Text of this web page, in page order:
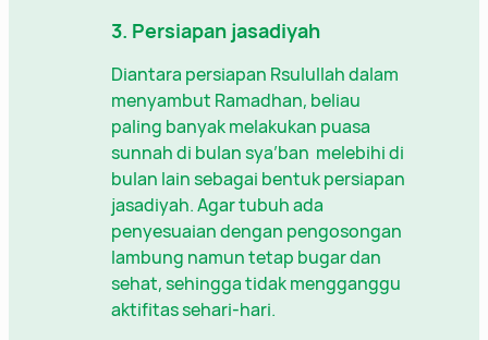
3. Persiapan jasadiyah
Diantara persiapan Rsulullah dalam
menyambut Ramadhan, beliau
paling banyak melakukan puasa
sunnah di bulan sya’ban melebihi di
bulan lain sebagai bentuk persiapan
jasadiyah. Agar tubuh ada
penyesuaian dengan pengosongan
lambung namun tetap bugar dan
sehat, sehingga tidak mengganggu
aktifitas sehari-hari.